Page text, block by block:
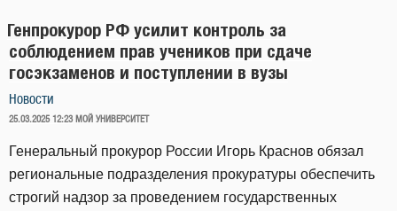
Генпрокурор РФ усилит контроль за
соблюдением прав учеников при сдаче
госэкзаменов и поступлении в вузы
Новости
ОПУБЛИКОВАНО
25.03.2025 12:23 МОЙ УНИВЕРСИТЕТ
Генеральный прокурор России Игорь Краснов обязал
региональные подразделения прокуратуры обеспечить
строгий надзор за проведением государственных